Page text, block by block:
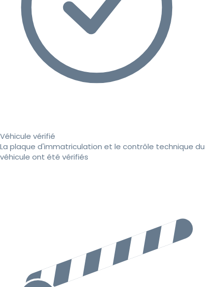
Véhicule vérifié
La plaque d'immatriculation et le contrôle technique du
véhicule ont été vérifiés